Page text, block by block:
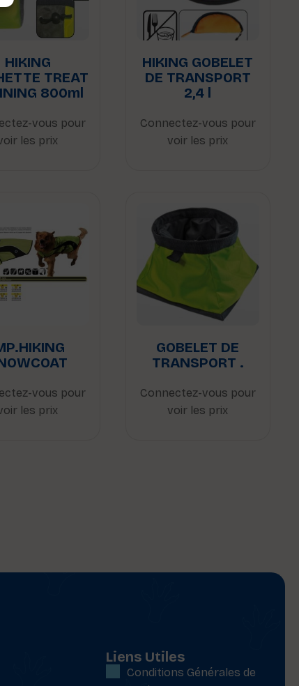
HIKING
TREAT
800ml
vous pour
les prix
HIKING GOBELET
DE TRANSPORT
2,4 l
Connectez-vous pour
voir les prix
vous pour
les prix
GOBELET DE
TRANSPORT .
Connectez-vous pour
voir les prix
Liens Utiles
Conditions Générales de